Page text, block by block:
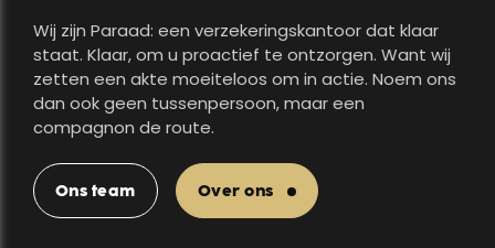
Wij zijn Paraad: een verzekeringskantoor dat klaar
staat. Klaar, om u proactief te ontzorgen. Want wij
zetten een akte moeiteloos om in actie. Noem ons
dan ook geen tussenpersoon, maar een
compagnon de route.
Ons team Over ons